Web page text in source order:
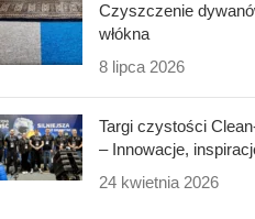
Czyszczenie
włókna
8 lipca 2026
Targi czystości
– Innowacje,
24 kwietnia 2026